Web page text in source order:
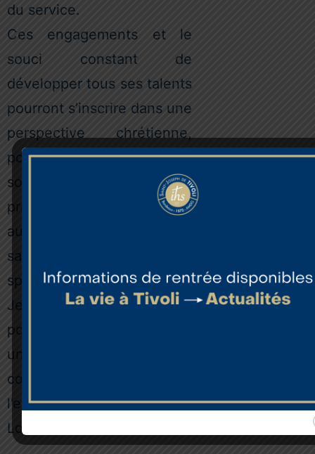
du service.
Ces engagements et le
souci constant de
développer tous ses talents
pourront s’inscrire dans une
perspective chrétienne,
pour ceux qui le
souhaitent, grâce aux
propositions de retraite,
aux préparations aux
sacrements et autres temps
spirituels.
Jeunes et éducateurs
pourront ainsi développer
un regard émerveillé et
confiant sur le monde, dans
l’esprit de Saint Ignace de
Loyola.